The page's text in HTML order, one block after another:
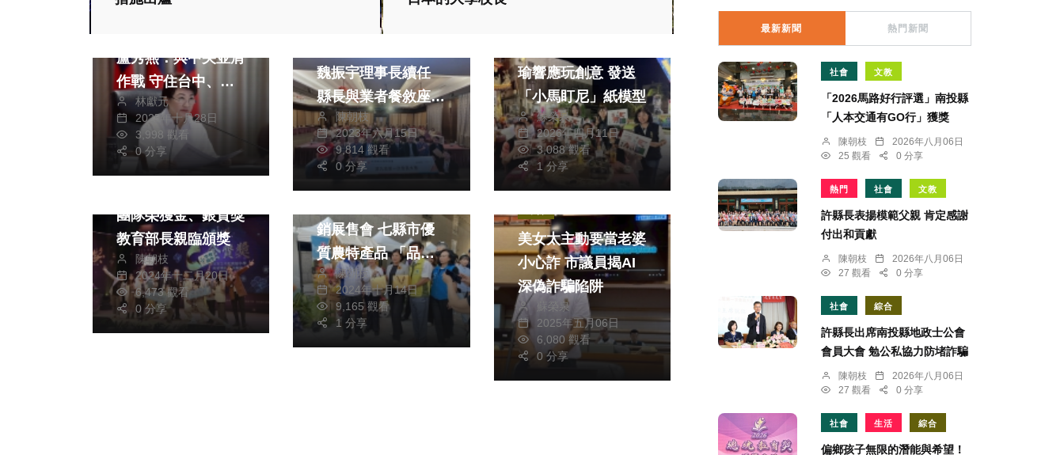
財經及消費
盧秀燕：與中央並肩
作戰 守住台中、守
住台灣
林獻元
2025年十月28日
3,998 觀看
0 分享
魏振宇理事長續任
縣長與業者餐敘座談
發展陳朝枝
2023年六月15日
9,814 觀看
0 分享
瑜響應玩創意 發送
「小馬盯尼」紙模型
蘇榮泉
2026年四月11日
3,088 觀看
1 分享
團隊榮獲金、銀質獎
教育部長親臨頒獎
陳朝枝
2024年十二月20日
6,473 觀看
0 分享
熱門 生活
財經及消費
銷展售會 七縣市優
質農特產品 「品味
南投館」熱鬧登場
陳朝枝
2024年十月14日
9,165 觀看
1 分享
美女太主動要當老婆
小心詐 市議員揭AI
深偽詐騙陷阱
蘇榮泉
2025年五月06日
6,080 觀看
0 分享
最新新聞 熱門新聞
社會 文教
「2026馬路好行評選」南投縣
「人本交通有GO行」獲獎
陳朝枝
2026年八月06日
25 觀看
0 分享
熱門 社會 文教
許縣長表揚模範父親 肯定感謝
付出和貢獻
陳朝枝
2026年八月06日
27 觀看
0 分享
社會 綜合
許縣長出席南投縣地政士公會
會員大會 勉公私協力防堵詐騙
陳朝枝
2026年八月06日
27 觀看
0 分享
社會 生活 綜合
偏鄉孩子無限的潛能與希望！